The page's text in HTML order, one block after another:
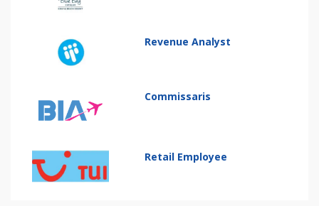
Revenue Analyst
Commissaris
Retail Employee